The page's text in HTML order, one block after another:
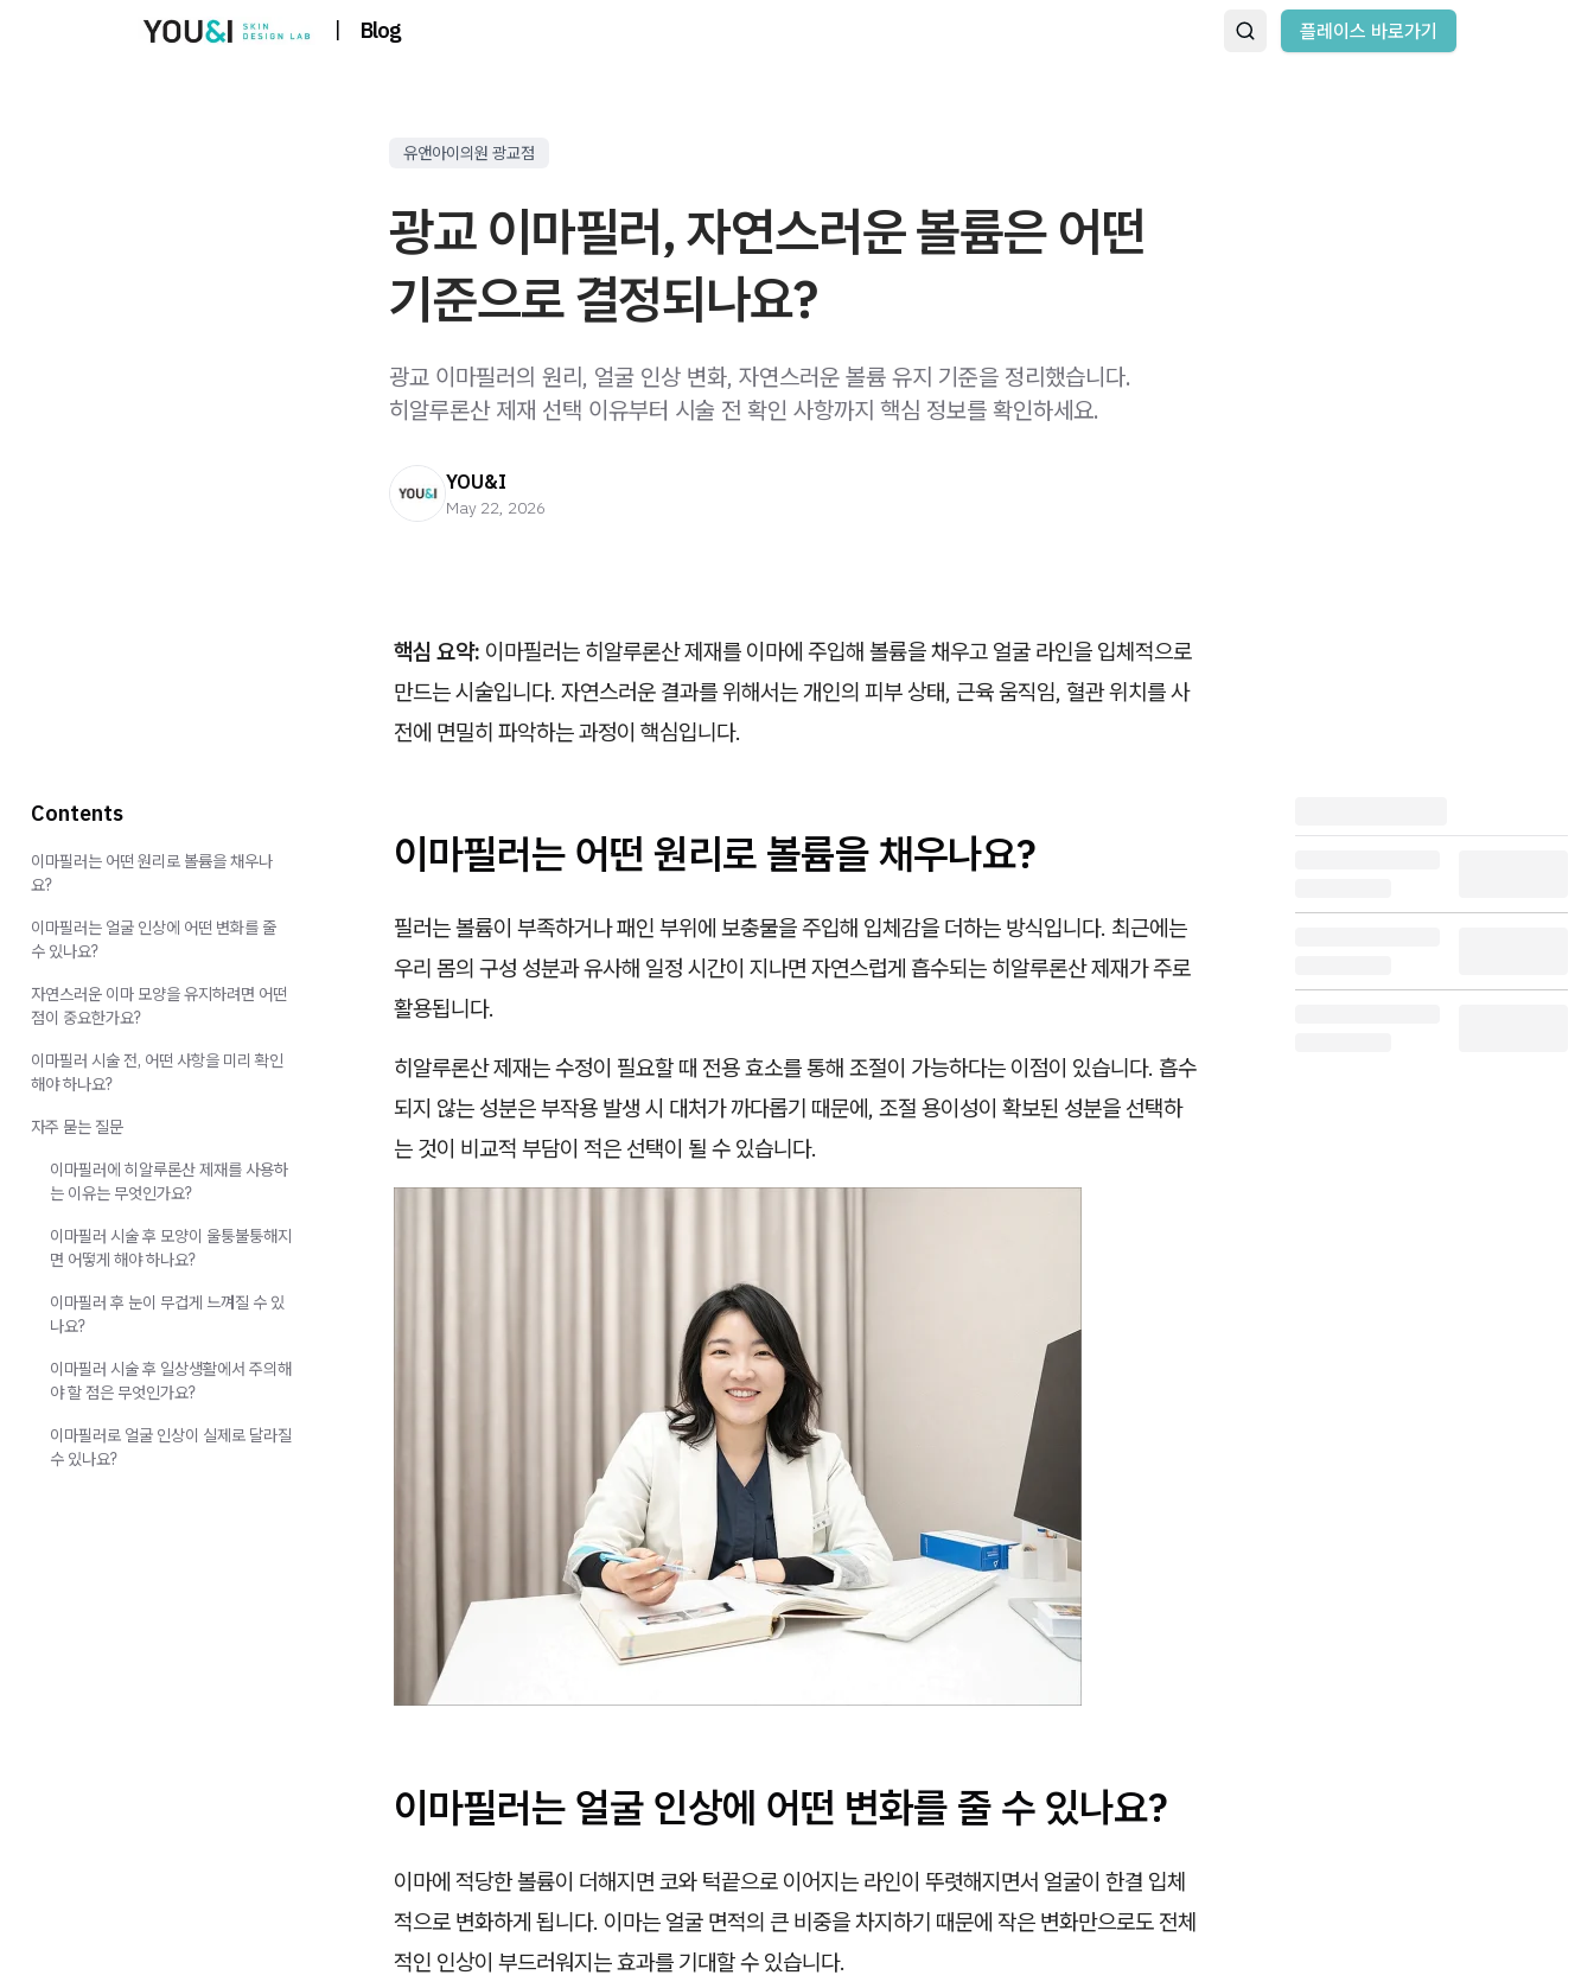
| Blog 플레이스 바로가기
유앤아이의원 광교점
광교 이마필러, 자연스러운 볼륨은 어떤
기준으로 결정되나요?
광교 이마필러의 원리, 얼굴 인상 변화, 자연스러운 볼륨 유지 기준을 정리했습니다.
히알루론산 제재 선택 이유부터 시술 전 확인 사항까지 핵심 정보를 확인하세요.
YOU&I
May 22, 2026
핵심 요약: 이마필러는 히알루론산 제재를 이마에 주입해 볼륨을 채우고 얼굴 라인을 입체적으로
만드는 시술입니다. 자연스러운 결과를 위해서는 개인의 피부 상태, 근육 움직임, 혈관 위치를 사
전에 면밀히 파악하는 과정이 핵심입니다.
이마필러는 어떤 원리로 볼륨을 채우나요?
필러는 볼륨이 부족하거나 패인 부위에 보충물을 주입해 입체감을 더하는 방식입니다. 최근에는
우리 몸의 구성 성분과 유사해 일정 시간이 지나면 자연스럽게 흡수되는 히알루론산 제재가 주로
활용됩니다.
히알루론산 제재는 수정이 필요할 때 전용 효소를 통해 조절이 가능하다는 이점이 있습니다. 흡수
되지 않는 성분은 부작용 발생 시 대처가 까다롭기 때문에, 조절 용이성이 확보된 성분을 선택하
는 것이 비교적 부담이 적은 선택이 될 수 있습니다.
이마필러는 얼굴 인상에 어떤 변화를 줄 수 있나요?
이마에 적당한 볼륨이 더해지면 코와 턱끝으로 이어지는 라인이 뚜렷해지면서 얼굴이 한결 입체
적으로 변화하게 됩니다. 이마는 얼굴 면적의 큰 비중을 차지하기 때문에 작은 변화만으로도 전체
적인 인상이 부드러워지는 효과를 기대할 수 있습니다.
Contents
이마필러는 어떤 원리로 볼륨을 채우나
요?
이마필러는 얼굴 인상에 어떤 변화를 줄
수 있나요?
자연스러운 이마 모양을 유지하려면 어떤
점이 중요한가요?
이마필러 시술 전, 어떤 사항을 미리 확인
해야 하나요?
자주 묻는 질문
이마필러에 히알루론산 제재를 사용하
는 이유는 무엇인가요?
이마필러 시술 후 모양이 울퉁불퉁해지
면 어떻게 해야 하나요?
이마필러 후 눈이 무겁게 느껴질 수 있
나요?
이마필러 시술 후 일상생활에서 주의해
야 할 점은 무엇인가요?
이마필러로 얼굴 인상이 실제로 달라질
수 있나요?